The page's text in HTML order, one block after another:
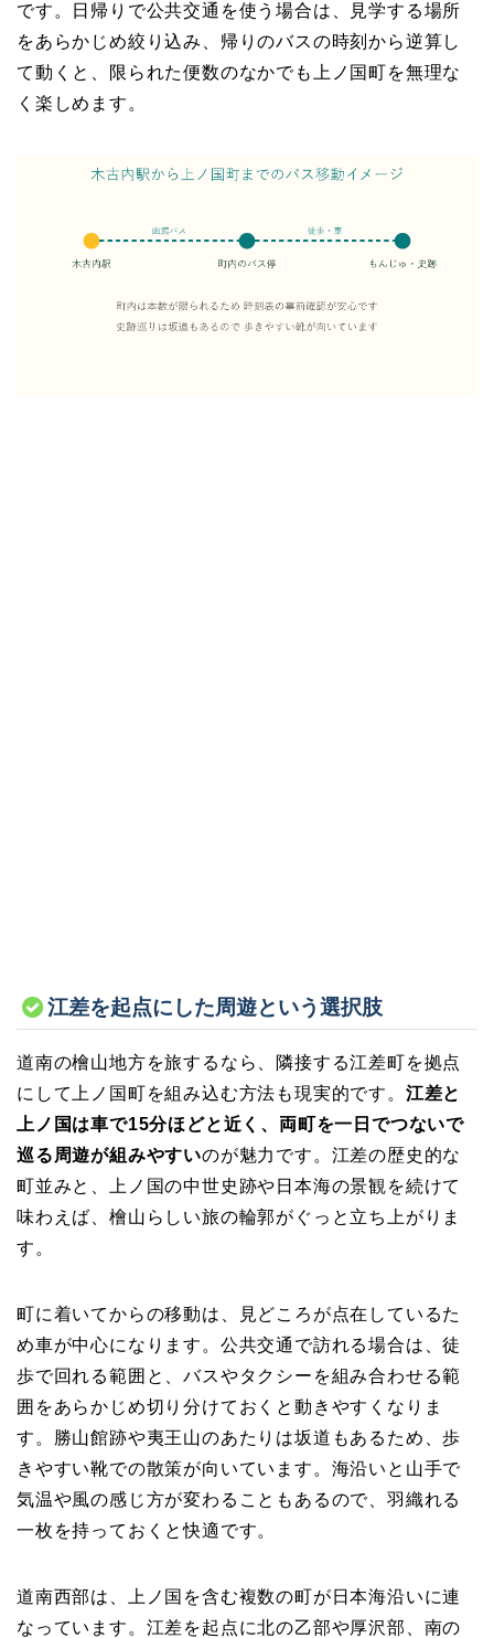
です。日帰りで公共交通を使う場合は、見学する場所
をあらかじめ絞り込み、帰りのバスの時刻から逆算し
て動くと、限られた便数のなかでも上ノ国町を無理な
く楽しめます。
江差を起点にした周遊という選択肢
道南の檜山地方を旅するなら、隣接する江差町を拠点
にして上ノ国町を組み込む方法も現実的です。 江差と
上ノ国は車で15分ほどと近く、両町を一日でつないで
巡る周遊が組みやすいのが魅力です。江差の歴史的な
町並みと、上ノ国の中世史跡や日本海の景観を続けて
味わえば、檜山らしい旅の輪郭がぐっと立ち上がりま
す。
町に着いてからの移動は、見どころが点在しているた
め車が中心になります。公共交通で訪れる場合は、徒
歩で回れる範囲と、バスやタクシーを組み合わせる範
囲をあらかじめ切り分けておくと動きやすくなりま
す。勝山館跡や夷王山のあたりは坂道もあるため、歩
きやすい靴での散策が向いています。海沿いと山手で
気温や風の感じ方が変わることもあるので、羽織れる
一枚を持っておくと快適です。
道南西部は、上ノ国を含む複数の町が日本海沿いに連
なっています。江差を起点に北の乙部や厚沢部、南の